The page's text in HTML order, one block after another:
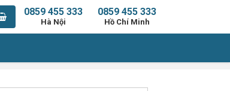
0859 455 333
Hồ Chí Minh
0859 455 333
Hà Nội